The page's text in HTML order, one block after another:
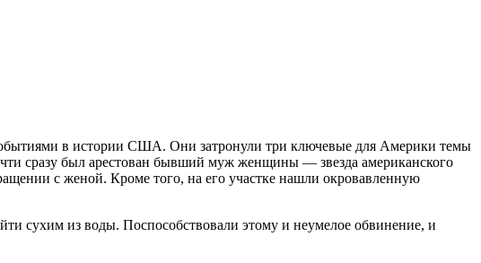
в истории США. Они затронули три ключевые для Америки темы
сразу был арестован бывший муж женщины — звезда американского
с женой. Кроме того, на его участке нашли окровавленную
сухим из воды. Поспособствовали этому и неумелое обвинение, и